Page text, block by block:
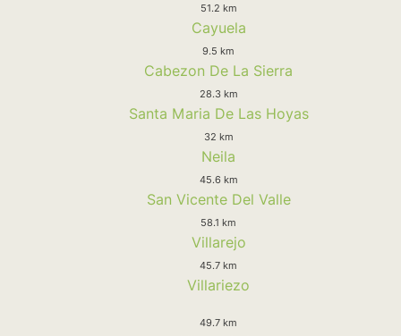
51.2 km
Cayuela
9.5 km
Cabezon De La Sierra
28.3 km
Santa Maria De Las Hoyas
32 km
Neila
45.6 km
San Vicente Del Valle
58.1 km
Villarejo
45.7 km
Villariezo
49.7 km